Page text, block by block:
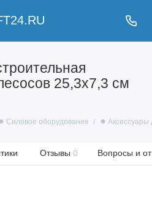
25,3х7,3 см
Силовое оборудование ✹ Аксессуары
Отзывы 0 Вопросы и